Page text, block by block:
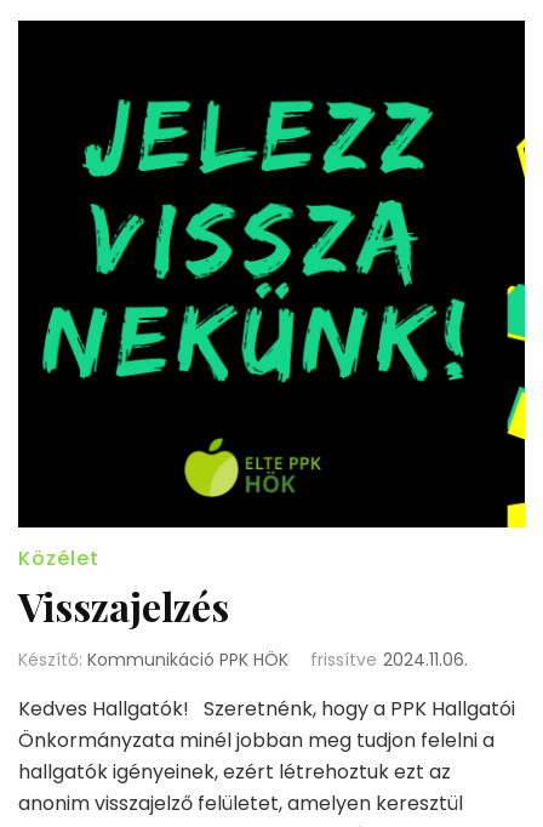
Közélet
Visszajelzés
Készítő: Kommunikáció PPK HÖK frissítve 2024.11.06.
Kedves Hallgatók! Szeretnénk, hogy a PPK Hallgatói
Önkormányzata minél jobban meg tudjon felelni a
hallgatók igényeinek, ezért létrehoztuk ezt az
anonim visszajelző felületet, amelyen keresztül